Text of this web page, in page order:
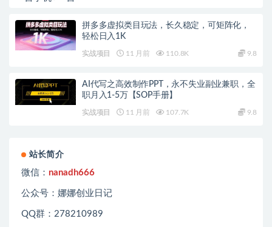
拼多多虚拟类目玩法，长久稳定，可矩阵化，
轻松日入1K
实战项目 11 月前 110.8K 9.8
AI代写之高效制作PPT，永不失业副业兼职，全
职月入1-5万【SOP手册】
实战项目 11 月前 107.7K 9.8
站长简介
微信： nanadh666
公众号：娜娜创业日记
QQ群：278210989